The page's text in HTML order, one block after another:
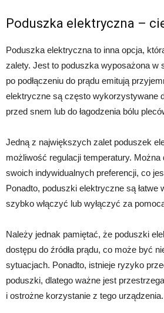
Poduszka elektryczna –
Poduszka elektryczna to inna opcja,
zalety. Jest to poduszka wyposażona w
po podłączeniu do prądu emitują
elektryczne są często wykorzystywane
przed snem lub do łagodzenia bólu
Jedną z największych zalet poduszek
możliwość regulacji temperatury. Można
swoich indywidualnych preferencji, co
Ponadto, poduszki elektryczne są łatwe
szybko włączyć lub wyłączyć za
Należy jednak pamiętać, że poduszki
dostępu do źródła prądu, co może być
sytuacjach. Ponadto, istnieje ryzyko
poduszki, dlatego ważne jest
i ostrożne korzystanie z tego urządzenia.